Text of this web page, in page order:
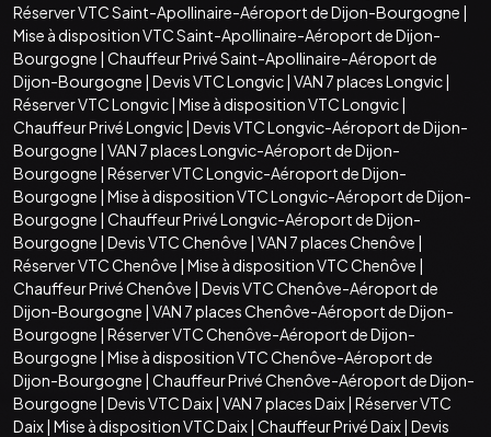
Réserver VTC Saint-Apollinaire-Aéroport de Dijon-Bourgogne |
Mise à disposition VTC Saint-Apollinaire-Aéroport de Dijon-
Bourgogne | Chauffeur Privé Saint-Apollinaire-Aéroport de
Dijon-Bourgogne | Devis VTC Longvic| VAN 7 places Longvic|
Réserver VTC Longvic| Mise à disposition VTC Longvic|
Chauffeur Privé Longvic| Devis VTC Longvic-Aéroport de Dijon-
Bourgogne | VAN 7 places Longvic-Aéroport de Dijon-
Bourgogne | Réserver VTC Longvic-Aéroport de Dijon-
Bourgogne | Mise à disposition VTC Longvic-Aéroport de Dijon-
Bourgogne | Chauffeur Privé Longvic-Aéroport de Dijon-
Bourgogne | Devis VTC Chenôve | VAN 7 places Chenôve |
Réserver VTC Chenôve | Mise à disposition VTC Chenôve |
Chauffeur Privé Chenôve | Devis VTC Chenôve-Aéroport de
Dijon-Bourgogne | VAN 7 places Chenôve-Aéroport de Dijon-
Bourgogne | Réserver VTC Chenôve-Aéroport de Dijon-
Bourgogne | Mise à disposition VTC Chenôve-Aéroport de
Dijon-Bourgogne | Chauffeur Privé Chenôve-Aéroport de Dijon-
Bourgogne | Devis VTC Daix| VAN 7 places Daix| Réserver VTC
Daix| Mise à disposition VTC Daix| Chauffeur Privé Daix| Devis